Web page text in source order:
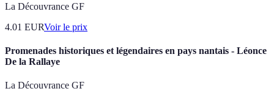
La Découvrance GF
4.01 EURVoir le prix
Promenades historiques et légendaires en pays nantais - Léonce
De la Rallaye
La Découvrance GF